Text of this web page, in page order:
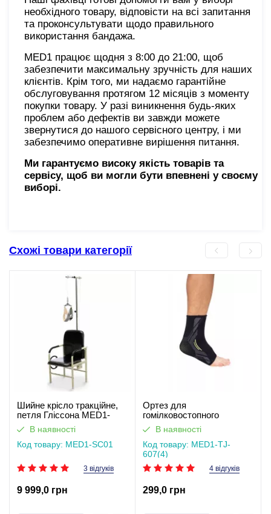
необхідного товару, відповісти на всі запитання
та проконсультувати щодо правильного
використання бандажа.
MED1 працює щодня з 8:00 до 21:00, щоб
забезпечити максимальну зручність для наших
клієнтів. Крім того, ми надаємо гарантійне
обслуговування протягом 12 місяців з моменту
покупки товару. У разі виникнення будь-яких
проблем або дефектів ви завжди можете
звернутися до нашого сервісного центру, і ми
забезпечимо оперативне вирішення питання.
Ми гарантуємо високу якість товарів та
сервісу, щоб ви могли бути впевнені у своєму
виборі.
Схожі товари категорії
Шийне крісло тракційне,
петля Гліссона MED1-
SC01В наявності
Код товару: MED1-SC01
3 відгуків
9 999,0 грн
Ортез для
гомілковостопного
суглоба MED1-TJ-6074
В наявності
Код товару: MED1-TJ-
607(4)
4 відгуків
299,0 грн